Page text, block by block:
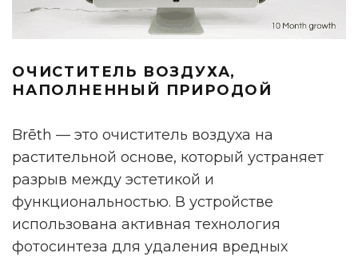
ОЧИСТИТЕЛЬ ВОЗДУХА,
НАПОЛНЕННЫЙ ПРИРОДОЙ
Brēth — это очиститель воздуха на
растительной основе, который устраняет
разрыв между эстетикой и
функциональностью. В устройстве
использована активная технология
фотосинтеза для удаления вредных